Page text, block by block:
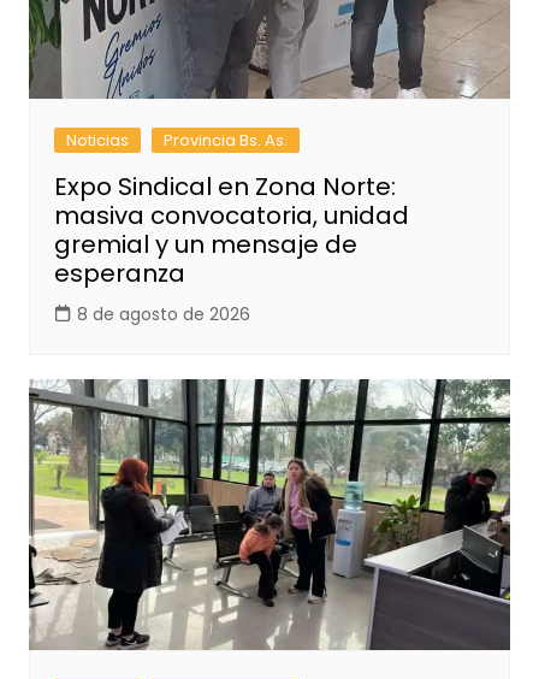
Noticias Provincia Bs. As.
Expo Sindical en Zona Norte:
masiva convocatoria, unidad
gremial y un mensaje de
esperanza
8 de agosto de 2026